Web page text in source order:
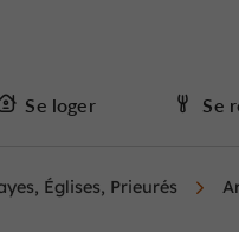
Se loger Se
Églises, Prieurés